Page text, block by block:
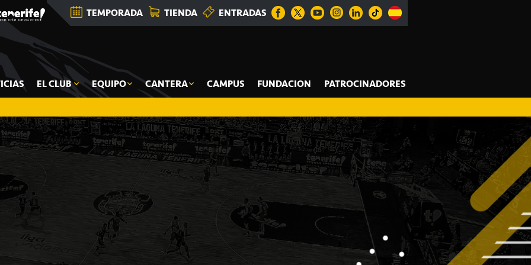
TEMPORADA TIENDA ENTRADAS
EL CLUB EQUIPO CANTERA CAMPUS FUNDACION PATROCINADORES